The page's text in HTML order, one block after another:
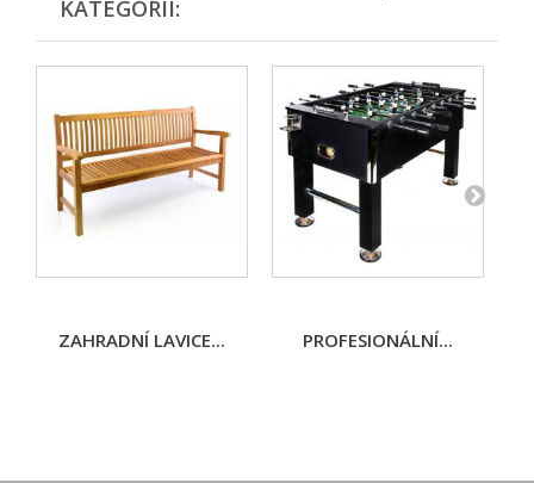
KATEGORII:
ZAHRADNÍ LAVICE... PROFESIONÁLNÍ...